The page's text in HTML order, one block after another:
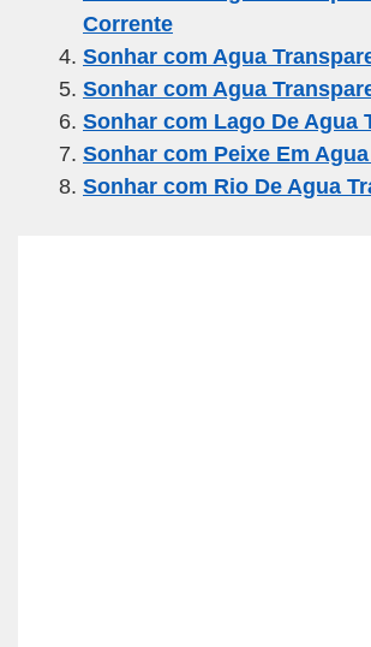
o
o
k
m p
p
Corrente
Sonhar com Agua
Sonhar com Agua
Sonhar com Lago De Agua
Sonhar com Peixe Em
Sonhar com Rio De Agua